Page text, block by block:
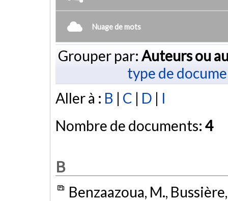
Nuage de mots
Grouper par: Auteurs ou
type de
Aller à : B | C | D | I
Nombre de documents: 4
B
Benzaazoua, M.,